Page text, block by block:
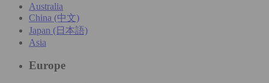
Australia
China (中文)
Japan (日本語)
Asia
Europe